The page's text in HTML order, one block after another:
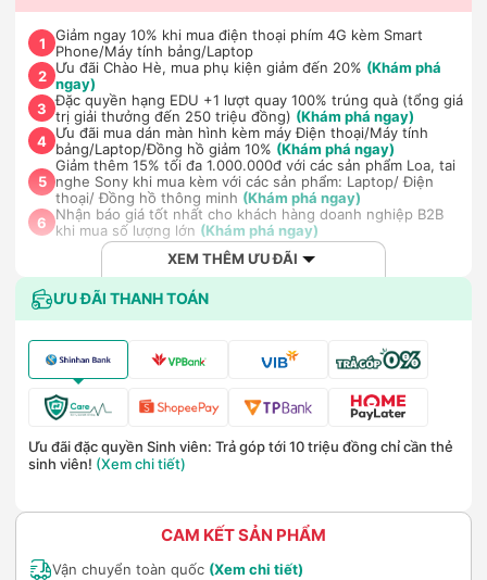
1
Giảm ngay 10% khi mua điện thoại phím 4G kèm Smart
Phone/Máy tính bảng/Laptop
2 Ưu đãi Chào Hè, mua phụ kiện giảm đến 20% (Khám phá
ngay)
3 Đặc quyền hạng EDU +1 lượt quay 100% trúng quà (tổng giá
trị giải thưởng đến 250 triệu đồng) (Khám phá ngay)
4 Ưu đãi mua dán màn hình kèm máy Điện thoại/Máy tính
bảng/Laptop/Đồng hồ giảm 10% (Khám phá ngay)
5
Giảm thêm 15% tối đa 1.000.000đ với các sản phẩm Loa, tai
nghe Sony khi mua kèm với các sản phẩm: Laptop/ Điện
thoại/ Đồng hồ thông minh (Khám phá ngay)
6
Nhận báo giá tốt nhất cho khách hàng doanh nghiệp B2B
khi mua số lượng lớn (Khám phá ngay)
XEM THÊM ƯU ĐÃI
ƯU ĐÃI THANH TOÁN
Ưu đãi đặc quyền Sinh viên: Trả góp tới 10 triệu đồng chỉ cần thẻ
sinh viên! (Xem chi tiết)
CAM KẾT SẢN PHẨM
Vận chuyển toàn quốc (Xem chi tiết)